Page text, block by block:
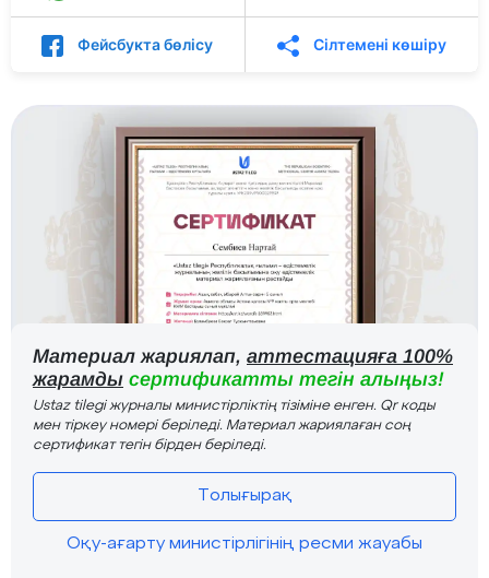
Фейсбукта бөлісу Сілтемені көшіру
Материал жариялап, аттестацияға 100%
жарамды сертификатты тегін алыңыз!
Ustaz tilegi журналы министірліктің тізіміне енген. Qr коды
мен тіркеу номері беріледі. Материал жариялаған соң
сертификат тегін бірден беріледі.
Толығырақ
Оқу-ағарту министірлігінің ресми жауабы